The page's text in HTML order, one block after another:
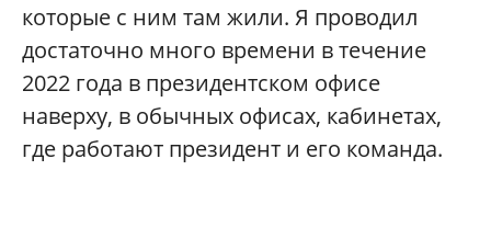
которые с ним там жили. Я проводил
достаточно много времени в течение
2022 года в президентском офисе
наверху, в обычных офисах, кабинетах,
где работают президент и его команда.